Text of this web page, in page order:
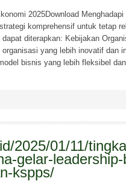
2025Download
komprehensif untuk tetap
diterapkan: Kebijakan
yang lebih inovatif dan
bisnis yang lebih fleksibel
2025/01/11/
gelar-
kspps/